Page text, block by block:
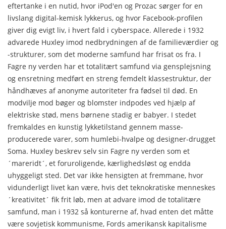
eftertanke i en nutid, hvor iPod'en og Prozac sørger for en
livslang digital-kemisk lykkerus, og hvor Facebook-profilen
giver dig evigt liv, i hvert fald i cyberspace. Allerede i 1932
advarede Huxley imod nedbrydningen af de familieværdier og
-strukturer, som det moderne samfund har frisat os fra. I
Fagre ny verden har et totalitært samfund via gensplejsning
og ensretning medført en streng femdelt klassestruktur, der
håndhæves af anonyme autoriteter fra fødsel til død. En
modvilje mod bøger og blomster indpodes ved hjælp af
elektriske stød, mens børnene stadig er babyer. I stedet
fremkaldes en kunstig lykketilstand gennem masse-
producerede varer, som humlebi-hvalpe og designer-drugget
Soma. Huxley beskrev selv sin Fagre ny verden som et
´mareridt´, et foruroligende, kærlighedsløst og endda
uhyggeligt sted. Det var ikke hensigten at fremmane, hvor
vidunderligt livet kan være, hvis det teknokratiske menneskes
´kreativitet´ fik frit løb, men at advare imod de totalitære
samfund, man i 1932 så konturerne af, hvad enten det måtte
være sovjetisk kommunisme, Fords amerikansk kapitalisme